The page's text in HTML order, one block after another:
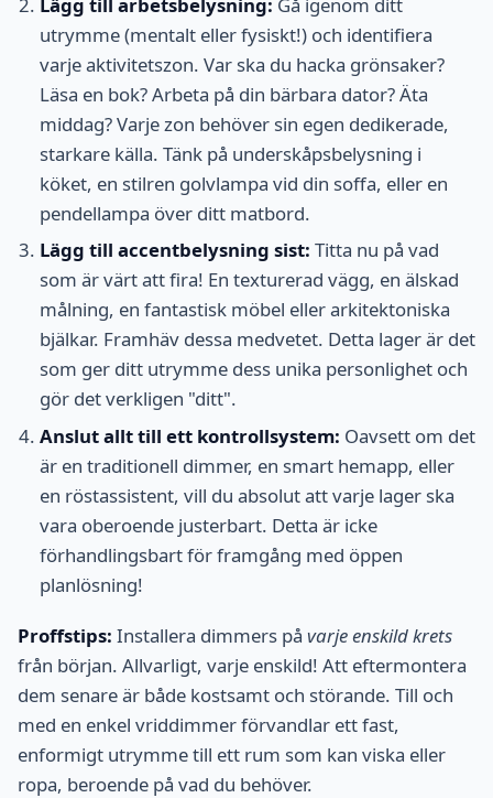
utrymme (mentalt eller fysiskt!) och identifiera
varje aktivitetszon. Var ska du hacka grönsaker?
Läsa en bok? Arbeta på din bärbara dator? Äta
middag? Varje zon behöver sin egen dedikerade,
starkare källa. Tänk på underskåpsbelysning i
köket, en stilren golvlampa vid din soffa, eller en
pendellampa över ditt matbord.
Lägg till accentbelysning sist: Titta nu på vad
som är värt att fira! En texturerad vägg, en älskad
målning, en fantastisk möbel eller arkitektoniska
bjälkar. Framhäv dessa medvetet. Detta lager är det
som ger ditt utrymme dess unika personlighet och
gör det verkligen "ditt".
Anslut allt till ett kontrollsystem: Oavsett om det
är en traditionell dimmer, en smart hemapp, eller
en röstassistent, vill du absolut att varje lager ska
vara oberoende justerbart. Detta är icke
förhandlingsbart för framgång med öppen
planlösning!
Proffstips: Installera dimmers på varje enskild krets
från början. Allvarligt, varje enskild! Att eftermontera
dem senare är både kostsamt och störande. Till och
med en enkel vriddimmer förvandlar ett fast,
enformigt utrymme till ett rum som kan viska eller
ropa, beroende på vad du behöver.